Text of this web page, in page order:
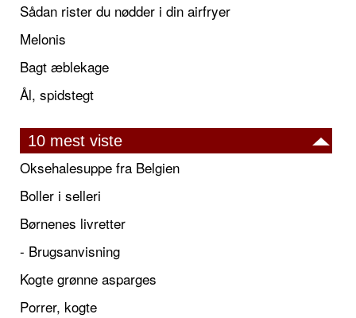
Sådan rister du nødder i din airfryer
Melonis
Bagt æblekage
Ål, spidstegt
10 mest viste
Oksehalesuppe fra Belgien
Boller i selleri
Børnenes livretter
- Brugsanvisning
Kogte grønne asparges
Porrer, kogte